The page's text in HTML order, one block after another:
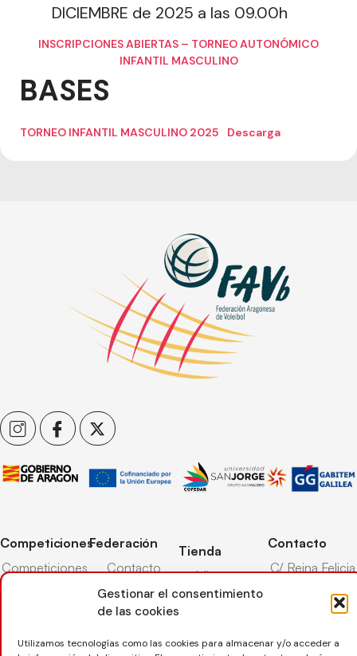
Gestionar el consentimiento
de las cookies
Utilizamos tecnologías como las cookies para almacenar y/o acceder a
DICIEMBRE de 2025 a las 09.00h
INSCRIPCIONES ABIERTAS – TORNEO AUTONÓMICO
INFANTIL MASCULINO
BASES
TORNEO INFANTIL MASCULINO 2025 Descarga
Competiciones
Competiciones
Competiciones
Federación
Contacto
Transparencia
Árbitros
Entrenadores
Tienda
Mi cuenta
Carrito
Pasarela pago
Contacto
C/ Reina Felicia
50003,
Zaragoza
976 73 08 41